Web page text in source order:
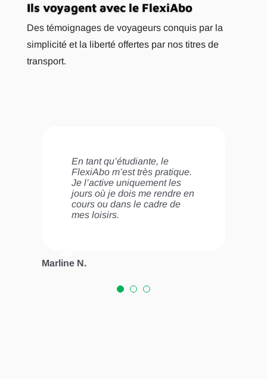
Ils voyagent avec le FlexiAbo
Des témoignages de voyageurs conquis par la
simplicité et la liberté offertes par nos titres de
transport.
En tant qu’étudiante, le
FlexiAbo m’est très pratique.
Je l’active uniquement les
jours où je dois me rendre en
cours ou dans le cadre de
mes loisirs.
Marline N.
L’activation du FlexiAbo est
bien plus simple et
économique pour moi que
l’achat de billets isolés ou de
cartes journalières.»
Depuis que je fais du
télétravail, le FlexiAbo est
parfaitement adapté à mes
besoins et la solution idéale
pour moi d’un point de vue
économique.
Antoine R.